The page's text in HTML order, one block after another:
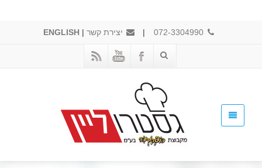
072-3304990
| יצירת קשר |
ENGLISH